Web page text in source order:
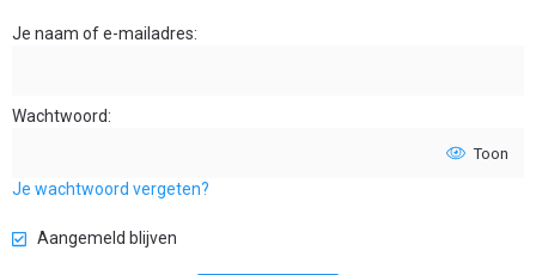
Je naam of e-mailadres
Wachtwoord
Toon
Je wachtwoord vergeten?
Aangemeld blijven